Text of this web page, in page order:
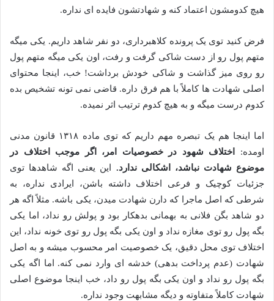
هیچ کدومشون اعتماد کنه و شهادتشون فایده ای نداره.
فرض کنید توی یک پرونده کلاهبرداری، دو نفر شاهد داریم. یکی میگه
متهم پول رو از دست شاکی گرفت و رفت، اون یکی میگه متهم پول
رو روی میز گذاشت و شاکی خودش برداشت! خب، اینجا محتوای
اصلی شهادت ها کاملاً با هم فرق داره. قاضی نمی تونه تشخیص بده
کدوم درست میگه و به هیچ کدوم ترتیب اثر نمیده.
اما اینجا هم یک تبصره مهم داریم که توی ماده ۱۳۱۸ قانون مدنی
اومده:
اختلاف شهود در خصوصیات امر، اگر موجب اختلاف در
موضوع شهادت نباشد، اشکالی ندارد. این یعنی اگه شاهدها توی
جزئیات کوچیک و فرعی اختلاف داشته باشن، ایرادی نداره، به
شرطی که اصل ماجرا که دارن شهادت میدن، یکی باشه. مثلاً اگه هر
دو شاهد بگن فلانی به بهمانی بدهکار بود و پولش رو نداد، اما یکی
بگه پول رو توی مغازه نداد و اون یکی بگه پول رو توی خونه نداد، این
اختلاف توی محل دقیق، یک خصوصیت امر محسوب میشه و به اصل
شهادت (عدم پرداخت بدهی) خدشه ای وارد نمی کنه. اما اگه یکی
بگه پول رو نداد و اون یکی بگه پول رو داد، خب اینجا موضوع اصلی
شهادت کاملاً متفاوته و دیگه مشابهت وجود نداره.